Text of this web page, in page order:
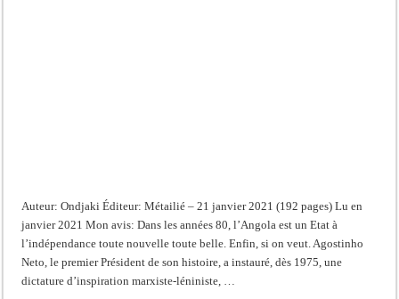
Auteur: Ondjaki Éditeur: Métailié – 21 janvier 2021 (192 pages) Lu en
janvier 2021 Mon avis: Dans les années 80, l’Angola est un Etat à
l’indépendance toute nouvelle toute belle. Enfin, si on veut. Agostinho
Neto, le premier Président de son histoire, a instauré, dès 1975, une
dictature d’inspiration marxiste-léniniste, …